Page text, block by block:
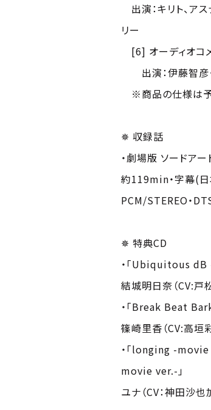
出演：キリト、ア
リー
[6] オーディオコ
出演：伊藤智彦
※商品の仕様は予
✵ 収録話
・劇場版 ソードア
約119min・字幕(日
PCM/STEREO・
✵ 特典CD
・「Ubiquitous
結城明日奈（CV:戸
・「Break Beat
篠崎里香（CV:高垣
・「longing -
movie ver.-」
ユナ（CV：神田沙也